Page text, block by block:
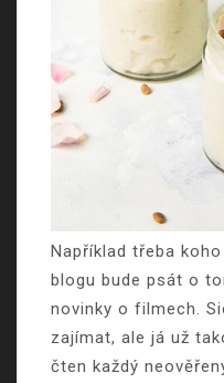
Například třeba
blogu bude psát o
novinky o filmech.
zajímat, ale já už
čten každý